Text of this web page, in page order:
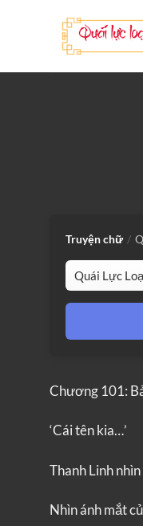
dung
Truyện chữ /
Chương 101:
‘Cái tên kia…’
Thanh Linh
Nhìn ánh mắt